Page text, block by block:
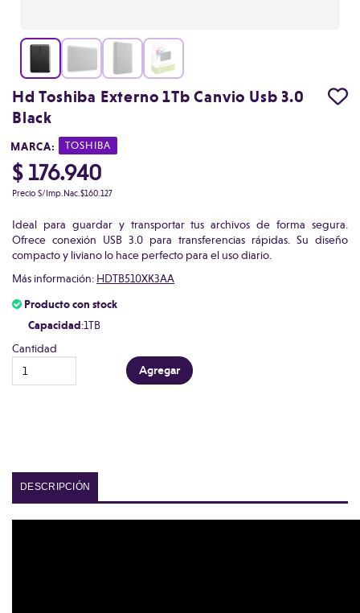
Hd Toshiba Externo 1Tb Canvio Usb 3.0
Black
|
MARCA: TOSHIBA
$ 176.940
Precio S/Imp.Nac.$160.127
Ideal para guardar y transportar tus archivos de forma segura.
Ofrece conexión USB 3.0 para transferencias rápidas. Su diseño
compacto y liviano lo hace perfecto para el uso diario.
Más información: HDTB510XK3AA
Producto con stock
Capacidad:1TB
Cantidad
DESCRIPCIÓN